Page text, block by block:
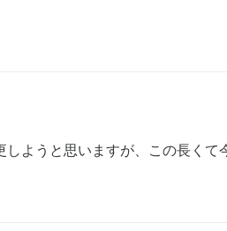
ようと思いますが、この長くて